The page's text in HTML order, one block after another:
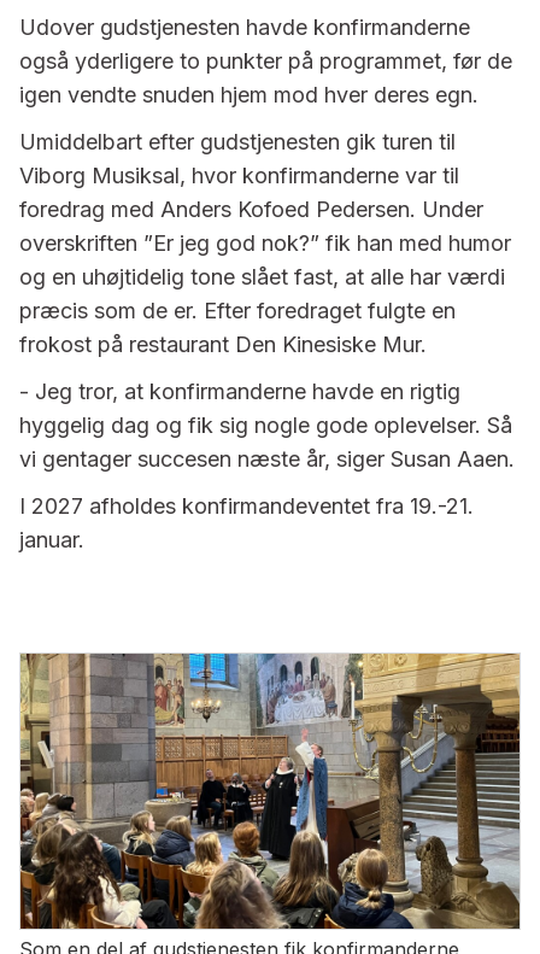
Udover gudstjenesten havde konfirmanderne
også yderligere to punkter på programmet, før de
igen vendte snuden hjem mod hver deres egn.
Umiddelbart efter gudstjenesten gik turen til
Viborg Musiksal, hvor konfirmanderne var til
foredrag med Anders Kofoed Pedersen. Under
overskriften ”Er jeg god nok?” fik han med humor
og en uhøjtidelig tone slået fast, at alle har værdi
præcis som de er. Efter foredraget fulgte en
frokost på restaurant Den Kinesiske Mur.
- Jeg tror, at konfirmanderne havde en rigtig
hyggelig dag og fik sig nogle gode oplevelser. Så
vi gentager succesen næste år, siger Susan Aaen.
I 2027 afholdes konfirmandeventet fra 19.-21.
januar.
Som en del af gudstjenesten fik konfirmanderne